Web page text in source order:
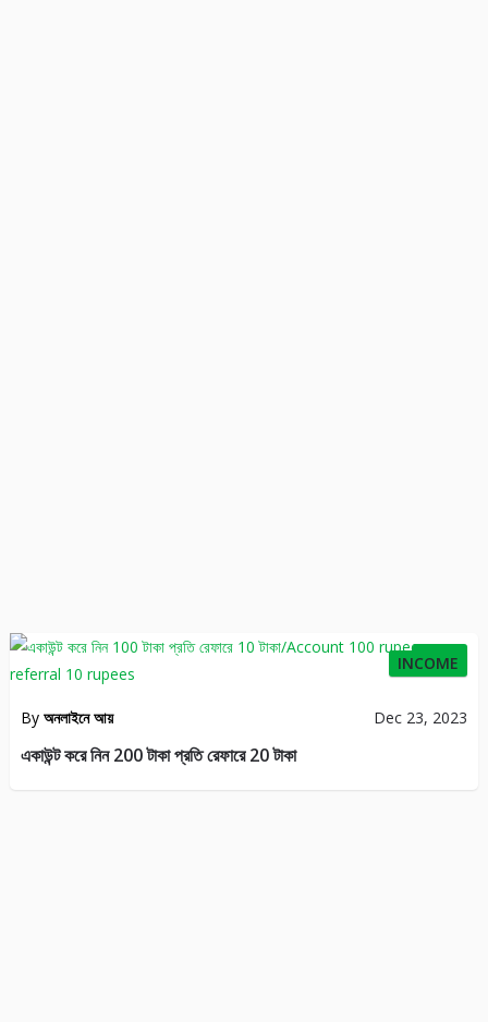
49
INCOME
By অনলাইনে আয় Dec 23, 2023
একাউন্ট করে নিন 200 টাকা প্রতি রেফারে 20 টাকা